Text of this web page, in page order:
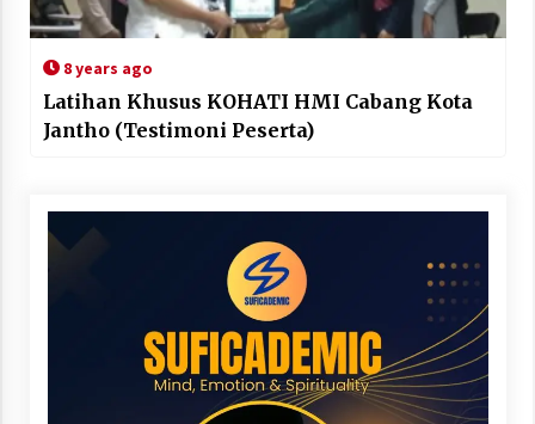
8 years ago
Latihan Khusus KOHATI HMI Cabang Kota
Jantho (Testimoni Peserta)